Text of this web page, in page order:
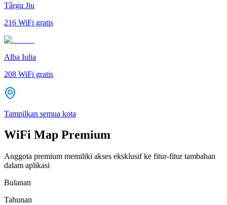
Târgu Jiu
216 WiFi gratis
Alba Iulia
208 WiFi gratis
Tampilkan semua kota
WiFi Map Premium
Anggota premium memiliki akses eksklusif ke fitur-fitur tambahan
dalam aplikasi
Bulanan
Tahunan